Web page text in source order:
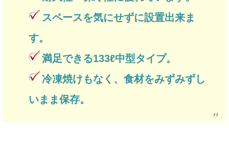
スペースを気にせずに設置出来ま
す。
満足できる133ℓ中型タイプ。
冷凍焼けもなく、食材をみずみずし
いまま保存。